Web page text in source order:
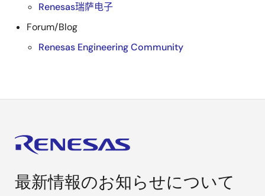
Renesas瑞萨电子
Forum/Blog
Renesas Engineering Community
最新情報のお知らせについて